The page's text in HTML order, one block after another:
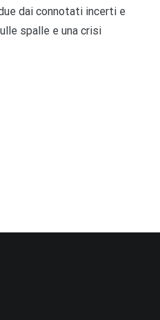
dai connotati incerti e
spalle e una crisi